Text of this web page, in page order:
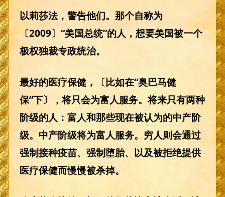
以莉莎法，警告他们。那个自称为
〔2009〕“美国总统”的人，想要美国被一个
极权独裁专政统治。
最好的医疗保健，〔比如在“奥巴马健
保”下〕，将只会为富人服务。将来只有两种
阶级的人：富人和那些现在被认为的中产阶
级。中产阶级将为富人服务。穷人则会通过
强制接种疫苗、强制堕胎、以及被拒绝提供
医疗保健而慢慢被杀掉。